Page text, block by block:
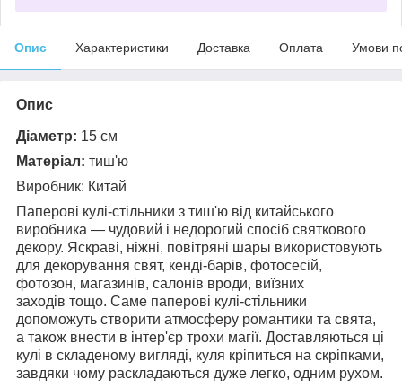
Опис Характеристики Доставка Оплата Умови
Опис
Діаметр: 15 см
Матеріал: тиш'ю
Виробник: Китай
Паперові кулі-стільники з тиш'ю від китайського
виробника — чудовий і недорогий спосіб святкового
декору. Яскраві, ніжні, повітряні шары використовують
для декорування свят, кенді-барів, фотосесій,
фотозон, магазинів, салонів вроди, виїзних
заходів тощо. Саме паперові кулі-стільники
допоможуть створити атмосферу романтики та свята,
а також внести в інтер'єр трохи магії. Доставляються ці
кулі в складеному вигляді, куля кріпиться на скріпками,
завдяки чому раскладаються дуже легко, одним рухом.